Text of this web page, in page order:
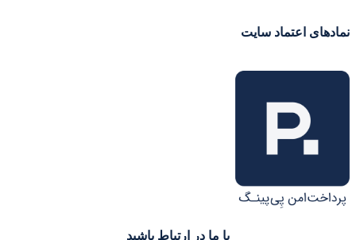
نمادهای اعتماد سایت
با ما در ارتباط باشید